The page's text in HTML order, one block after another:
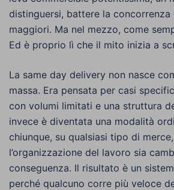
distinguersi, battere la
maggiori. Ma nel mezzo, come
Ed è proprio lì che il mito inizia a
La same day delivery non nasce
massa. Era pensata per casi
con volumi limitati e una struttura
invece è diventata una modalità
chiunque, su qualsiasi tipo di
l’organizzazione del lavoro sia
conseguenza. Il risultato è un
perché qualcuno corre più veloce